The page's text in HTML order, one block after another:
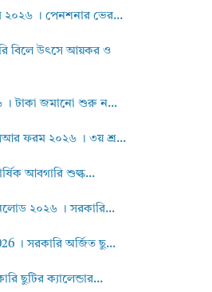
২০২৬ । পেনশনার ভের...
বিলে উৎসে আয়কর ও
। টাকা জমানো শুরু ন...
ফরম ২০২৬ । ৩য় শ্র...
আবগারি শুল্ক...
২০২৬ । সরকারি...
। সরকারি অর্জিত ছু...
ছুটির ক্যালেন্ডার...